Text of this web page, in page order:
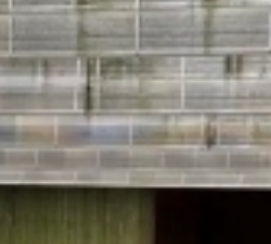
Raumwerk Architekten
Göbel Farbwerk GmbH
Göbel Dachhandwerk GmbH
Göbel Poolwerk GmbH
SauberWERK GmbH
Göbel Versbach Estrich/BodenWERK GmbH
Steinmetz- und Bildhauerarbeiten
Estrich und Bodenarbeiten